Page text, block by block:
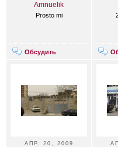
Amnuelik
Prosto mi
Обсудить
АПР. 20, 2009